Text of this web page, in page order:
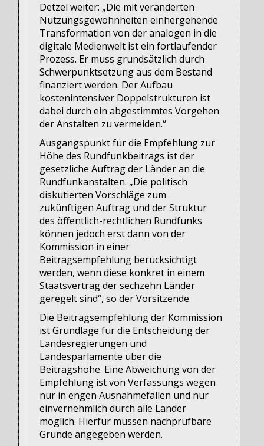
Detzel weiter: „Die mit veränderten
Nutzungsgewohnheiten einhergehende
Transformation von der analogen in die
digitale Medienwelt ist ein fortlaufender
Prozess. Er muss grundsätzlich durch
Schwerpunktsetzung aus dem Bestand
finanziert werden. Der Aufbau
kostenintensiver Doppelstrukturen ist
dabei durch ein abgestimmtes Vorgehen
der Anstalten zu vermeiden.“
Ausgangspunkt für die Empfehlung zur
Höhe des Rundfunkbeitrags ist der
gesetzliche Auftrag der Länder an die
Rundfunkanstalten. „Die politisch
diskutierten Vorschläge zum
zukünftigen Auftrag und der Struktur
des öffentlich-rechtlichen Rundfunks
können jedoch erst dann von der
Kommission in einer
Beitragsempfehlung berücksichtigt
werden, wenn diese konkret in einem
Staatsvertrag der sechzehn Länder
geregelt sind“, so der Vorsitzende.
Die Beitragsempfehlung der Kommission
ist Grundlage für die Entscheidung der
Landesregierungen und
Landesparlamente über die
Beitragshöhe. Eine Abweichung von der
Empfehlung ist von Verfassungs wegen
nur in engen Ausnahmefällen und nur
einvernehmlich durch alle Länder
möglich. Hierfür müssen nachprüfbare
Gründe angegeben werden.